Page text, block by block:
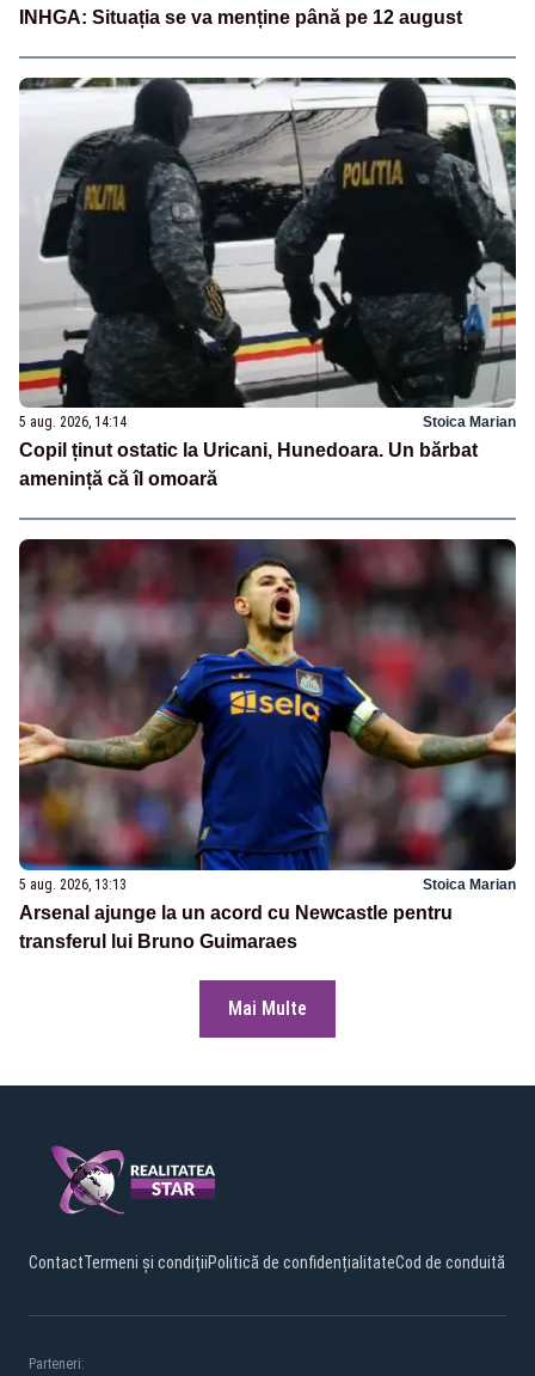
INHGA: Situația se va menține până pe 12 august
5 aug. 2026, 14:14 Stoica Marian
Copil ținut ostatic la Uricani, Hunedoara. Un bărbat
amenință că îl omoară
5 aug. 2026, 13:13 Stoica Marian
Arsenal ajunge la un acord cu Newcastle pentru
transferul lui Bruno Guimaraes
Mai Multe
ContactTermeni și condițiiPolitică de confidențialitateCod de conduită
Parteneri: